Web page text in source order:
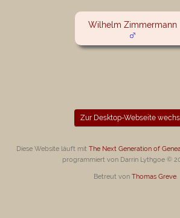
Wilhelm Zimmermann
Zur Desktop-Webseite
Diese Website läuft mit The Next Generation of
programmiert von Darrin Lythgoe ©
Betreut von Thomas Greve.